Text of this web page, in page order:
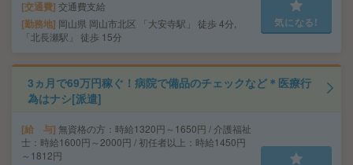
交通費 交通費支給
勤務地 岡山県 岡山市北区 「大安寺駅」 徒歩 4分,
「北長瀬駅」 徒歩 15分
気になる!
3ヵ月で69万円稼ぐ！病院で備品のチェックなど＊医療行
為はナシ[派遣]
給 与 無資格の方：時給1320円～1650円 / 介護福祉
士：時給1600円～2000円 / 初任者以上：時給1450円
～1812円